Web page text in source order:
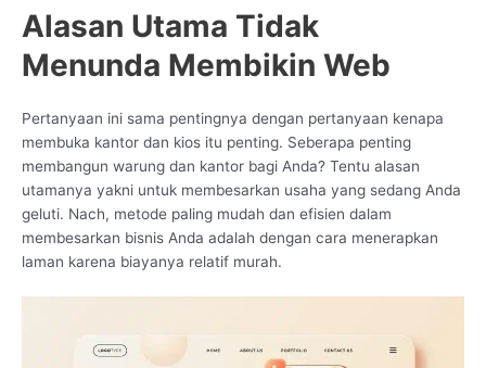
Alasan Utama Tidak
Menunda Membikin Web
Pertanyaan ini sama pentingnya dengan pertanyaan kenapa
membuka kantor dan kios itu penting. Seberapa penting
membangun warung dan kantor bagi Anda? Tentu alasan
utamanya yakni untuk membesarkan usaha yang sedang Anda
geluti. Nach, metode paling mudah dan efisien dalam
membesarkan bisnis Anda adalah dengan cara menerapkan
laman karena biayanya relatif murah.